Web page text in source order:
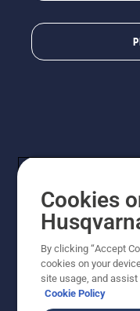
© Husqvarna AB
proposti sono
aderenti
disponibile per
comprensivi di IVA
modifiche di
Cookies
By clicking “Accept
cookies on your
site usage, and
Cookie Policy